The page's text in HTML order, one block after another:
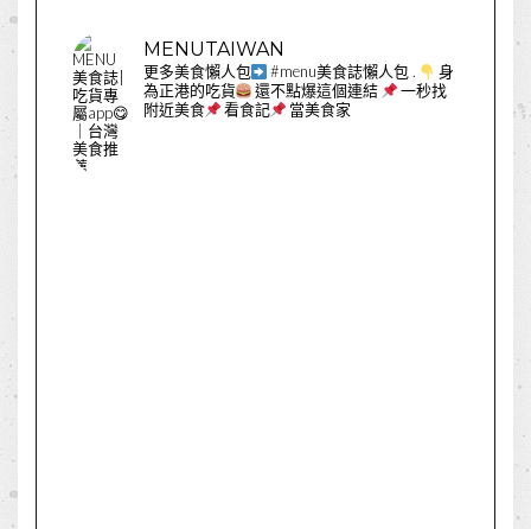
MENUTAIWAN
更多美食懶人包 #menu美食誌懶人包.
身
為正港的吃貨
還不點爆這個連結
一秒找
附近美食
看食記 當美食家